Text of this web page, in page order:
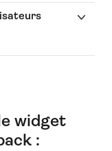
widget
: